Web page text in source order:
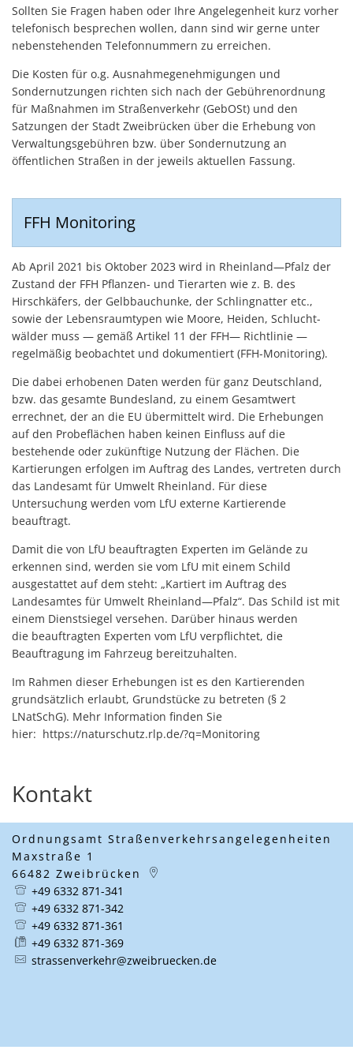
Sollten Sie Fragen haben oder Ihre Angelegenheit kurz vorher
telefonisch besprechen wollen, dann sind wir gerne unter
nebenstehenden Telefonnummern zu erreichen.
Die Kosten für o.g. Ausnahmegenehmigungen und
Sondernutzungen richten sich nach der Gebührenordnung
für Maßnahmen im Straßenverkehr (GebOSt) und den
Satzungen der Stadt Zweibrücken über die Erhebung von
Verwaltungsgebühren bzw. über Sondernutzung an
öffentlichen Straßen in der jeweils aktuellen Fassung.
FFH Monitoring
Ab April 2021 bis Oktober 2023 wird in Rheinland—Pfalz der
Zustand der FFH Pflanzen- und Tierarten wie z. B. des
Hirschkäfers, der Gelbbauchunke, der Schlingnatter etc.,
sowie der Lebensraumtypen wie Moore, Heiden, Schlucht-
wälder muss — gemäß Artikel 11 der FFH— Richtlinie —
regelmäßig beobachtet und dokumentiert (FFH-Monitoring).
Die dabei erhobenen Daten werden für ganz Deutschland,
bzw. das gesamte Bundesland, zu einem Gesamtwert
errechnet, der an die EU übermittelt wird. Die Erhebungen
auf den Probeflächen haben keinen Einfluss auf die
bestehende oder zukünftige Nutzung der Flächen. Die
Kartierungen erfolgen im Auftrag des Landes, vertreten durch
das Landesamt für Umwelt Rheinland. Für diese
Untersuchung werden vom LfU externe Kartierende
beauftragt.
Damit die von LfU beauftragten Experten im Gelände zu
erkennen sind, werden sie vom LfU mit einem Schild
ausgestattet auf dem steht: „Kartiert im Auftrag des
Landesamtes für Umwelt Rheinland—Pfalz“. Das Schild ist mit
einem Dienstsiegel versehen. Darüber hinaus werden
die beauftragten Experten vom LfU verpflichtet, die
Beauftragung im Fahrzeug bereitzuhalten.
Im Rahmen dieser Erhebungen ist es den Kartierenden
grundsätzlich erlaubt, Grundstücke zu betreten (§ 2
LNatSchG). Mehr Information finden Sie
hier: https://naturschutz.rlp.de/?q=Monitoring
Kontakt
Ordnungsamt Straßenverkehrsangelegenheiten
Maxstraße 1
66482 Zweibrücken
+49 6332 871-341
+49 6332 871-342
+49 6332 871-361
+49 6332 871-369
strassenverkehr@zweibruecken.de